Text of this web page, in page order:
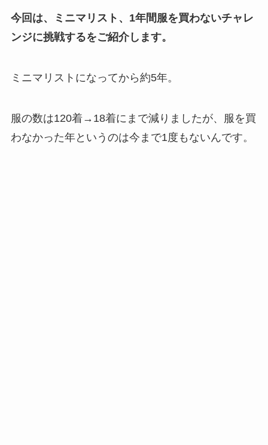
今回は、ミニマリスト、1年間服を買わないチャレ
ンジに挑戦するをご紹介します。
ミニマリストになってから約5年。
服の数は120着→18着にまで減りましたが、服を買
わなかった年というのは今まで1度もないんです。